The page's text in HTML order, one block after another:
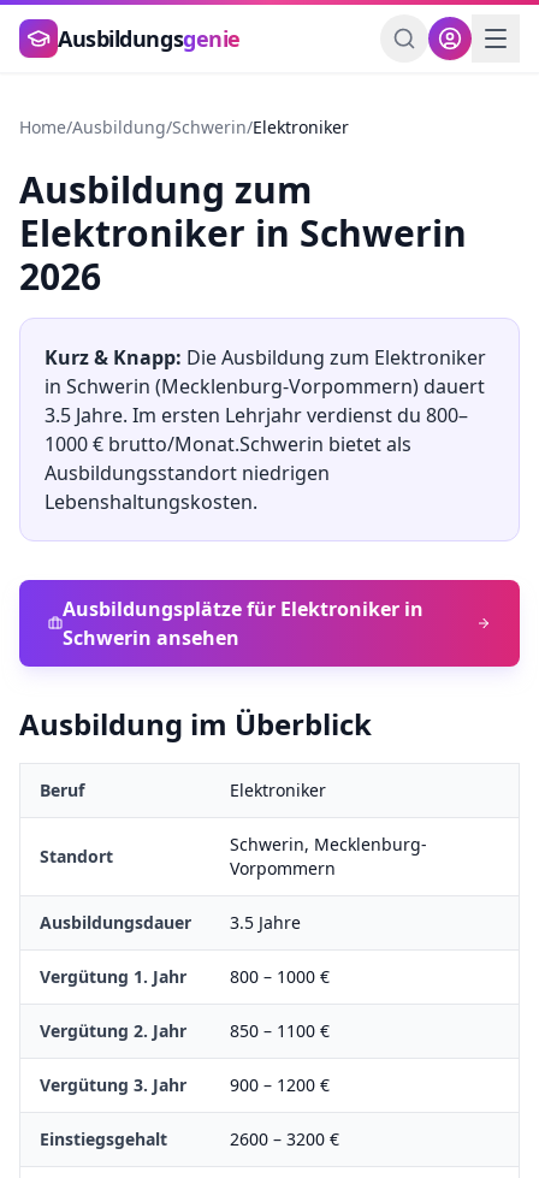
Zum Hauptinhalt springen
Ausbildungsgenie
Home/Ausbildung/Schwerin/Elektroniker
Ausbildung zum
Elektroniker in Schwerin
2026
Kurz & Knapp: Die Ausbildung zum Elektroniker
in Schwerin (Mecklenburg-Vorpommern) dauert
3.5 Jahre. Im ersten Lehrjahr verdienst du 800–
1000€ brutto/Monat.Schwerin bietet als
Ausbildungsstandort niedrigen
Lebenshaltungskosten.
Ausbildungsplätze für Elektroniker in
Schwerin ansehen
Ausbildung im Überblick
Beruf Elektroniker
Standort
Schwerin, Mecklenburg-
Vorpommern
Ausbildungsdauer 3.5 Jahre
Vergütung 1. Jahr 800 – 1000 €
Vergütung 2. Jahr 850 – 1100 €
Vergütung 3. Jahr 900 – 1200 €
Einstiegsgehalt 2600 – 3200 €